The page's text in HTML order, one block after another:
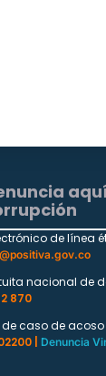
de línea
nacional de
870
de caso de
|
Denuncia